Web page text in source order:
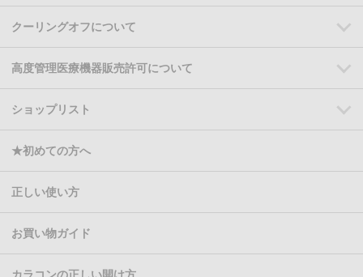
クーリングオフについて
高度管理医療機器販売許可について
ショップリスト
★初めての方へ
正しい使い方
お買い物ガイド